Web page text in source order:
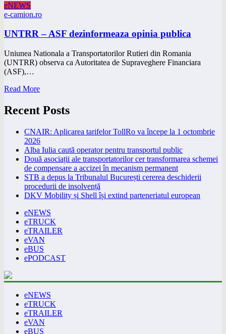
eNEWS
e-camion.ro
UNTRR – ASF dezinformeaza opinia publica
Uniunea Nationala a Transportatorilor Rutieri din Romania
(UNTRR) observa ca Autoritatea de Supraveghere Financiara
(ASF),…
Read More
Recent Posts
CNAIR: Aplicarea tarifelor TollRo va începe la 1 octombrie
2026
Alba Iulia caută operator pentru transportul public
Două asociații ale transportatorilor cer transformarea schemei
de compensare a accizei în mecanism permanent
STB a depus la Tribunalul București cererea deschiderii
procedurii de insolvență
DKV Mobility și Shell își extind parteneriatul european
eNEWS
eTRUCK
eTRAILER
eVAN
eBUS
ePODCAST
eNEWS
eTRUCK
eTRAILER
eVAN
eBUS